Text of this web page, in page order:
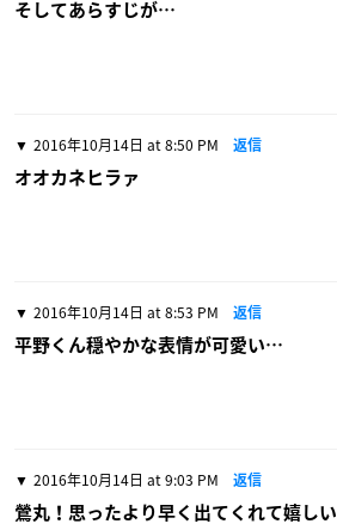
そしてあらすじが…
2016年10月14日 at 8:50 PM 返信
オオカネヒラァ
2016年10月14日 at 8:53 PM 返信
平野くん穏やかな表情が可愛い…
2016年10月14日 at 9:03 PM 返信
鶯丸！思ったより早く出てくれて嬉しい